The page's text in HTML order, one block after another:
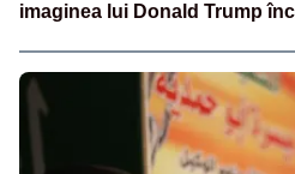
imaginea lui Donald Trump